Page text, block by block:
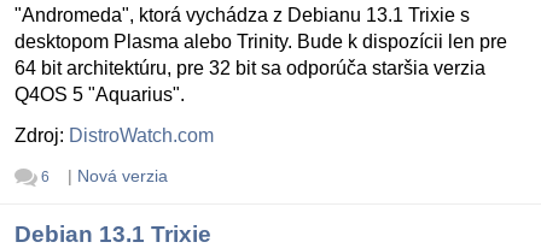
"Andromeda", ktorá vychádza z Debianu 13.1 Trixie s
desktopom Plasma alebo Trinity. Bude k dispozícii len pre
64 bit architektúru, pre 32 bit sa odporúča staršia verzia
Q4OS 5 "Aquarius".
Zdroj: DistroWatch.com
6 | Nová verzia
Debian 13.1 Trixie